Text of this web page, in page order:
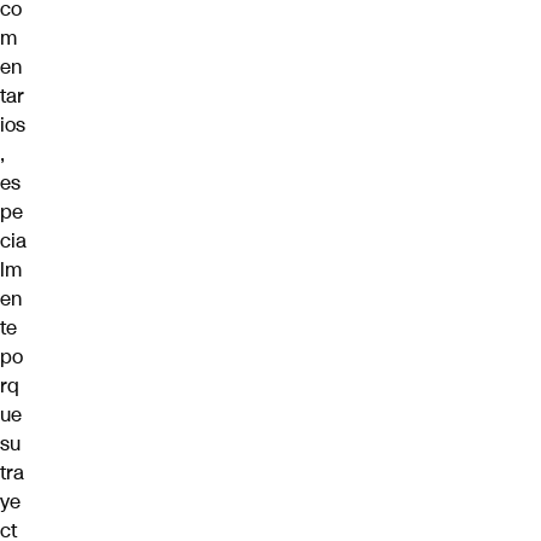
co
m
en
tar
ios
,
es
pe
cia
lm
en
te
po
rq
ue
su
tra
ye
ct